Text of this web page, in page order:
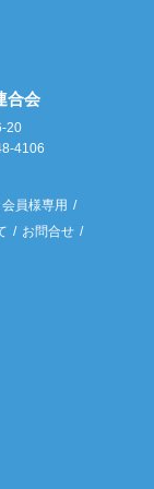
合会
20
4106
会員様専用
お問合せ